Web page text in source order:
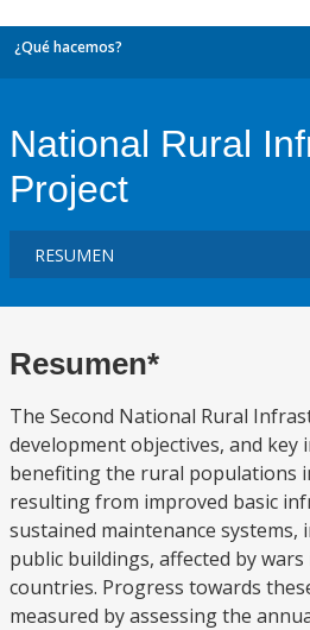
¿Qué hacemos?
National Rural
Project
Resumen*
The Second National Rural
development objectives, and key
benefiting the rural populations
resulting from improved basic
sustained maintenance
public buildings, affected by
countries. Progress towards
measured by assessing the